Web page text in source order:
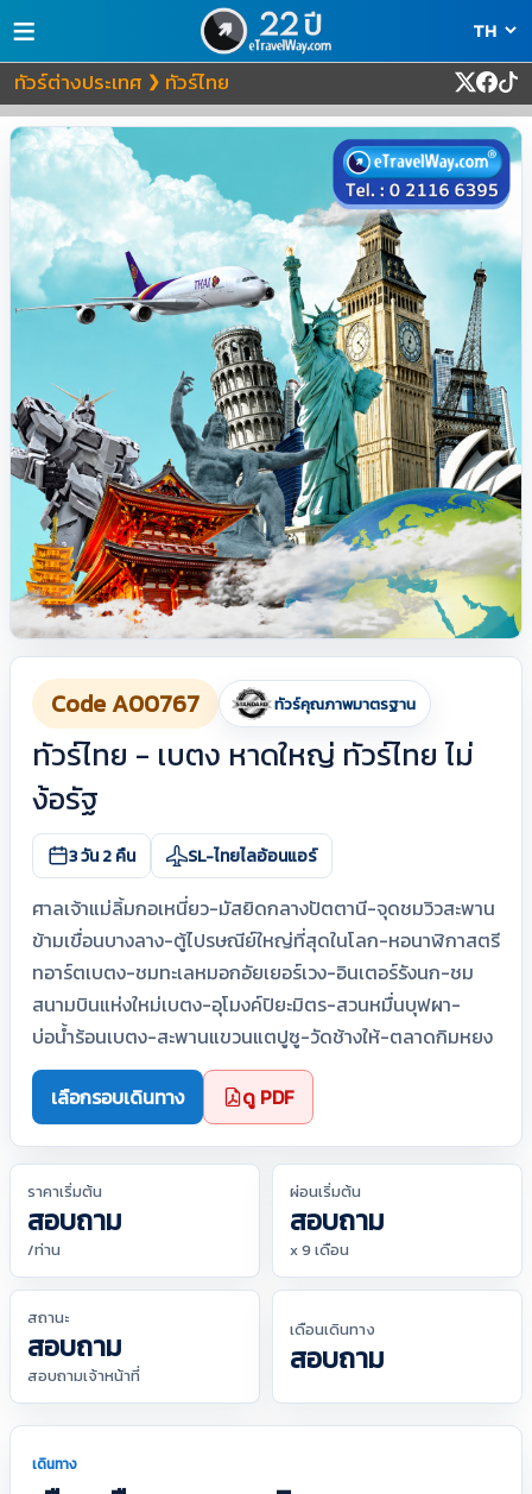
≡
ทัวร์ต่างประเทศ ❯ ทัวร์ไทย
Code A00767 ทัวร์คุณภาพมาตรฐาน
ทัวร์ไทย - เบตง หาดใหญ่ ทัวร์ไทย ไม่
ง้อรัฐ
3 วัน 2 คืน SL-ไทยไลอ้อนแอร์
ศาลเจ้าแม่ลิ้มกอเหนี่ยว-มัสยิดกลางปัตตานี-จุดชมวิวสะพาน
ข้ามเขื่อนบางลาง-ตู้ไปรษณีย์ใหญ่ที่สุดในโลก-หอนาฬิกาสตรี
ทอาร์ตเบตง-ชมทะเลหมอกอัยเยอร์เวง-อินเตอร์รังนก-ชม
สนามบินแห่งใหม่เบตง-อุโมงค์ปิยะมิตร-สวนหมื่นบุฟผา-
บ่อน้ำร้อนเบตง-สะพานแขวนแตปูซู-วัดช้างให้-ตลาดกิมหยง
เลือกรอบเดินทาง ดู PDF
ราคาเริ่มต้น
สอบถาม
/ท่าน
ผ่อนเริ่มต้น
สอบถาม
x 9 เดือน
สถานะ
สอบถาม
สอบถามเจ้าหน้าที่
เดือนเดินทาง
สอบถาม
เดินทาง